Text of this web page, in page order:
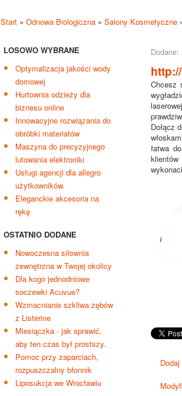
Start » Odnowa Biologiczna » Salony Kosmetyczne
LOSOWO WYBRANE
Optymalizacja jakości wody
domowej
Hurtownia odzieży dla
biznesu online
Innowacyjne rozwiązania do
obróbki materiałów
Maszyna do precyzyjnego
lutowania elektroniki
Usługi agencji dla allegro
użytkowników.
Eleganckie akcesoria na
rękę
OSTATNIO DODANE
Nowoczesna siłownia
zewnętrzna w Twojej okolicy
Dla kogo jednodniowe
soczewki Acuvue?
Wzmacnianie szkliwa zębów
z Listerine
Miesiączka - jak sprawić,
aby ten czas był prostszy.
Pomoc przy zaparciach,
rozpuszczalny błonnik
Liposukcja we Wrocławiu
Dodane:
Chcesz
Dołącz
łatwa